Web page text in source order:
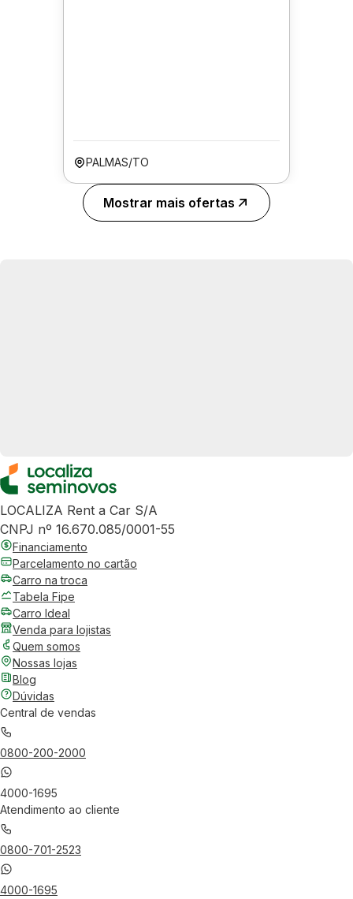
PALMAS/TO
Mostrar mais ofertas
LOCALIZA Rent a Car S/A
CNPJ nº 16.670.085/0001-55
Financiamento
Parcelamento no cartão
Carro na troca
Tabela Fipe
Carro Ideal
Venda para lojistas
Quem somos
Nossas lojas
Blog
Dúvidas
Central de vendas
0800-200-2000
4000-1695
Atendimento ao cliente
0800-701-2523
4000-1695